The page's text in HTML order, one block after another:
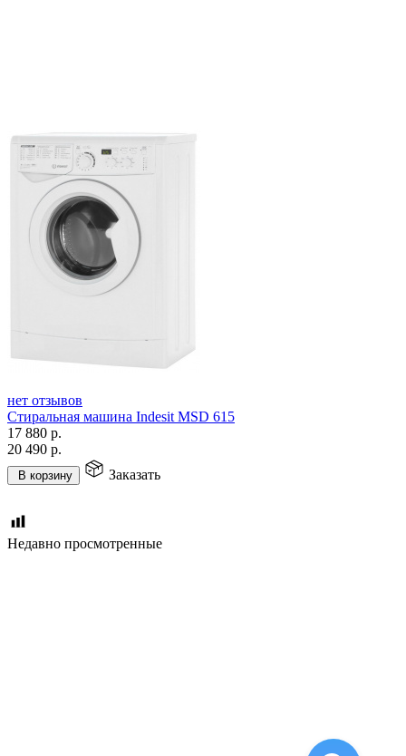
нет отзывов
Стиральная машина Indesit MSD 615
17 880 р.
20 490 р.
В корзину Заказать
Недавно просмотренные